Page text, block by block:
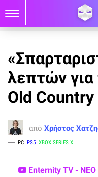
λεπτών
Old
από Χρήστος
PC PS5 XBOX SERIES X
Enternity TV - ΝΕΟ